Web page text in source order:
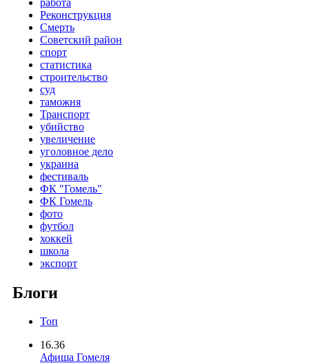
Реконструкция
Смерть
Советский район
спорт
статистика
строительство
суд
таможня
Транспорт
убийство
увеличение
уголовное дело
украина
фестиваль
ФК "Гомель"
ФК Гомель
фото
футбол
хоккей
школа
экспорт
Блоги
Топ
16.36
Афиша Гомеля